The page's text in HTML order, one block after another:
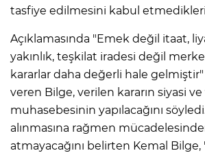
tasfiye edilmesini kabul
Açıklamasında "Emek değil itaat,
yakınlık, teşkilat iradesi değil
kararlar daha değerli hale
veren Bilge, verilen kararın siyasi
muhasebesinin yapılacağını
alınmasına rağmen
atmayacağını belirten Kemal Bilge,